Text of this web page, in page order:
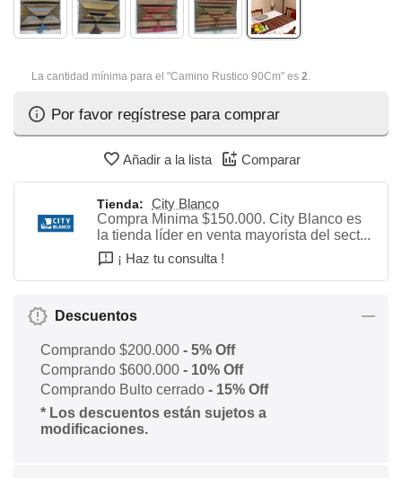
La cantidad mínima para el "Camino Rustico 90Cm" es 2.
Por favor regístrese para comprar
Añadir a la lista Comparar
Tienda:
City Blanco
Compra Minima $150.000. City Blanco es
la tienda líder en venta mayorista del sect...
¡ Haz tu consulta !
Descuentos
Comprando $200.000 - 5% Off
Comprando $600.000 - 10% Off
Comprando Bulto cerrado - 15% Off
* Los descuentos están sujetos a
modificaciones.